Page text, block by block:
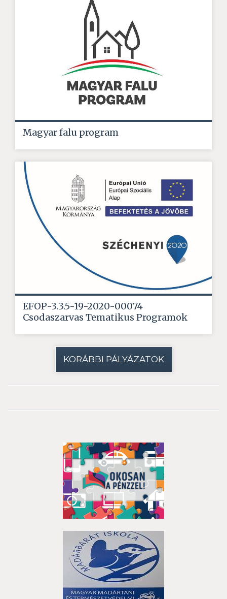
Magyar falu program
EFOP-3.3.5-19-2020-00074
Csodaszarvas Tematikus Programok
KORÁBBI PÁLYÁZATOK